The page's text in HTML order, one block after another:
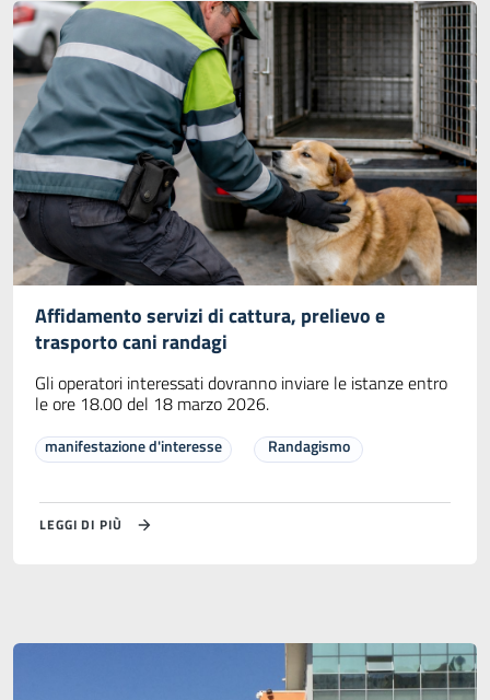
Affidamento servizi di cattura, prelievo e
trasporto cani randagi
Gli operatori interessati dovranno inviare le istanze entro
le ore 18.00 del 18 marzo 2026.
manifestazione d'interesse Randagismo
LEGGI DI PIÙ